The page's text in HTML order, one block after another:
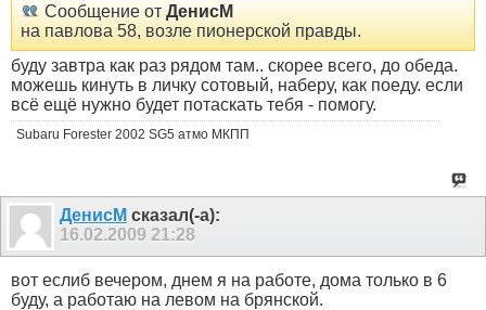
Сообщение от ДенисМ
на павлова 58, возле пионерской правды.
буду завтра как раз рядом там.. скорее всего, до обеда.
можешь кинуть в личку сотовый, наберу, как поеду. если
всё ещё нужно будет потаскать тебя - помогу.
Subaru Forester 2002 SG5 атмо МКПП
ДенисМ сказал(-а):
16.02.2009 21:28
вот еслиб вечером, днем я на работе, дома только в 6
буду, а работаю на левом на брянской.